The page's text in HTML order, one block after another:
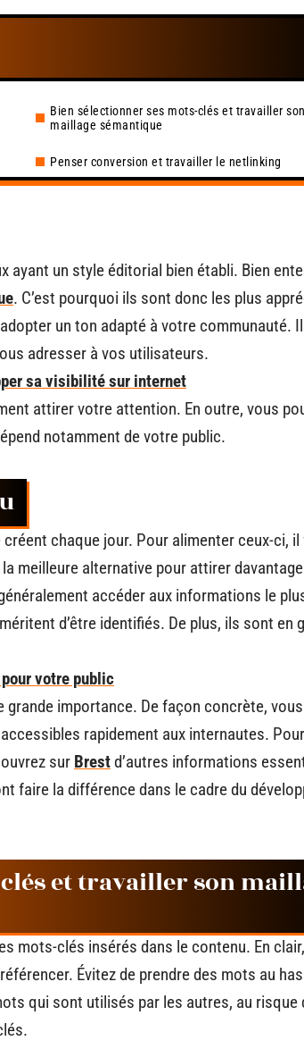
Bien sélectionner ses mots-clés et travailler son
maillage sémantique
Penser conversion et travailler le netlinking
un style éditorial bien établi. Bien
. C’est pourquoi ils sont donc les plus
un ton adapté à votre communauté.
adresser à vos utilisateurs.
sa visibilité sur internet
attirer votre attention. En outre, vous
notamment de votre public.
chaque jour. Pour alimenter ceux-ci,
meilleure alternative pour attirer
accéder aux informations le
d’être identifiés. De plus, ils sont en
votre public
importance. De façon concrète,
rapidement aux internautes.
sur Brestd’autres informations
faire la différence dans le cadre du
et travailler son
mots-clés insérés dans le contenu. En
Évitez de prendre des mots au
qui sont utilisés par les autres, au risque